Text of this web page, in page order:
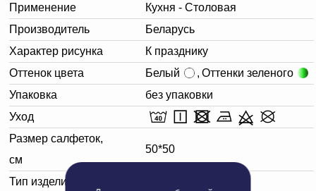
Применение
Кухня - Столовая
Производитель
Беларусь
Характер рисунка
К празднику
Оттенок цвета
Белый , Оттенки зеленого
Упаковка
без упаковки
Уход
Размер салфеток,
см
50*50
Тип изделия